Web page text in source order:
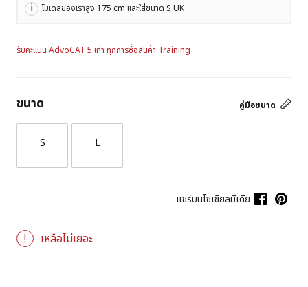
โมเดลของเราสูง 175 cm และใส่ขนาด S UK
รับคะแนน AdvoCAT 5 เท่า ทุกการซื้อสินค้า Training
คู่มือขนาด
ขนาด
S L
แชร์บนโซเชียลมีเดีย
เหลือไม่เยอะ